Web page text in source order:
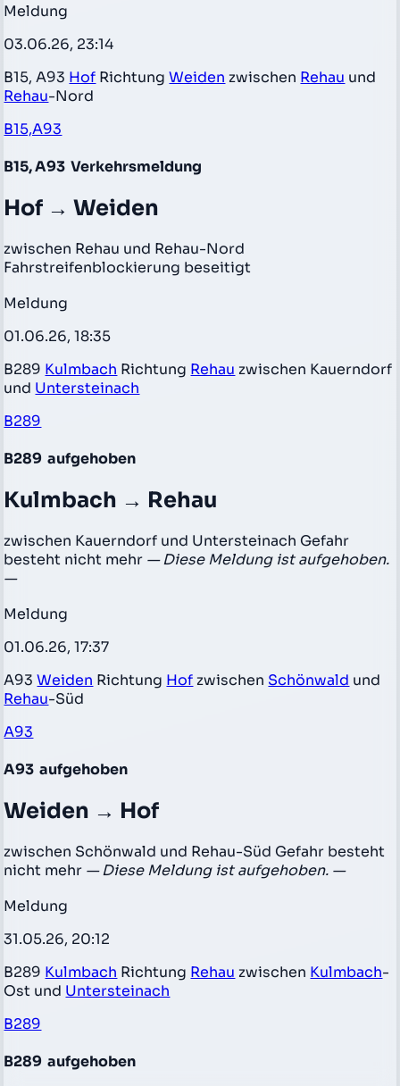
Meldung
03.06.26, 23:14
B15, A93 Hof RichtungWeiden zwischen Rehau und
Rehau-Nord
B15,A93
B15, A93 Verkehrsmeldung
Hof → Weiden
zwischen Rehau und Rehau-Nord
Fahrstreifenblockierung beseitigt
Meldung
01.06.26, 18:35
B289 Kulmbach Richtung Rehau zwischen Kauerndorf
und Untersteinach
B289
B289 aufgehoben
Kulmbach → Rehau
zwischen Kauerndorf und Untersteinach Gefahr
besteht nicht mehr — Diese Meldung ist aufgehoben.
—
Meldung
01.06.26, 17:37
A93Weiden Richtung Hof zwischen Schönwald und
Rehau-Süd
A93
A93 aufgehoben
Weiden → Hof
zwischen Schönwald und Rehau-Süd Gefahr besteht
nicht mehr — Diese Meldung ist aufgehoben. —
Meldung
31.05.26, 20:12
B289 Kulmbach Richtung Rehau zwischen Kulmbach-
Ost und Untersteinach
B289
B289 aufgehoben